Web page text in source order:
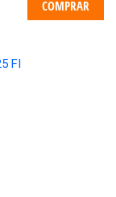
COMPRAR